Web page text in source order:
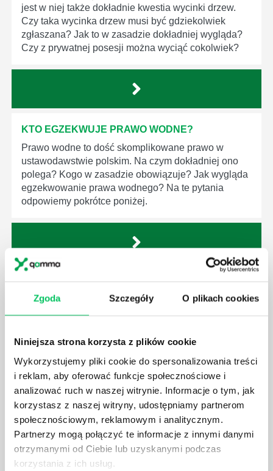
Zgoda Szczegóły O plikach cookies
Niniejsza strona korzysta z plików cookie
Wykorzystujemy pliki cookie do spersonalizowania treści
i reklam, aby oferować funkcje społecznościowe i
analizować ruch w naszej witrynie. Informacje o tym, jak
korzystasz z naszej witryny, udostępniamy partnerom
społecznościowym, reklamowym i analitycznym.
Partnerzy mogą połączyć te informacje z innymi danymi
otrzymanymi od Ciebie lub uzyskanymi podczas
korzystania z ich usług.
jest w niej także dokładnie kwestia wycinki drzew.
Czy taka wycinka drzew musi być gdziekolwiek
zgłaszana? Jak to w zasadzie dokładniej wygląda?
Czy z prywatnej posesji można wyciąć cokolwiek?
KTO EGZEKWUJE PRAWO WODNE?
Prawo wodne to dość skomplikowane prawo w
ustawodawstwie polskim. Na czym dokładniej ono
polega? Kogo w zasadzie obowiązuje? Jak wygląda
egzekwowanie prawa wodnego? Na te pytania
odpowiemy pokrótce poniżej.
WYMAGANIAMI NORM JAKOŚCI WYROBÓW
społeczeństwa wprowadzane jest coraz więcej reguł,
dziedziny gospodarki. Dzięki nim wszystkie firmy
będą zobowiązane przestrzegać zasad, których
wprowadzenie dąży do ujednolicenia jakości
produktów, które trafiają do klientów.